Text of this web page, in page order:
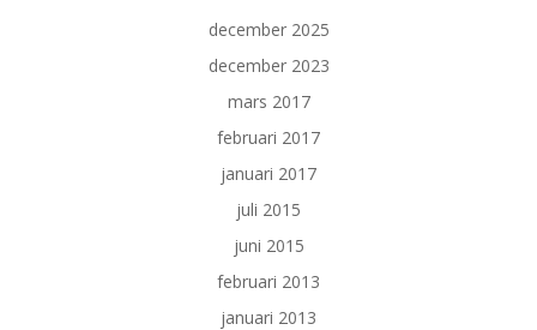
december 2025
december 2023
mars 2017
februari 2017
januari 2017
juli 2015
juni 2015
februari 2013
januari 2013